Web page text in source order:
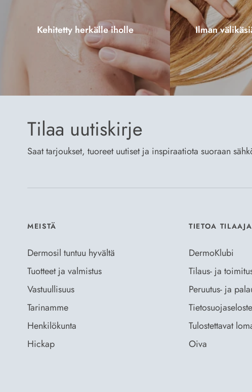
Kehitetty herkälle iholle Ilman
Tilaa uutiskirje
Saat tarjoukset, tuoreet uutiset ja inspiraatiota suoraan
MEISTÄ
Dermosil tuntuu hyvältä
Tuotteet ja valmistus
Vastuullisuus
Tarinamme
Henkilökunta
Hickap
TIETOA
DermoKlubi
Tilaus- ja
Peruutus- ja
Tietosuojaseloste
Tulostettavat
Oiva